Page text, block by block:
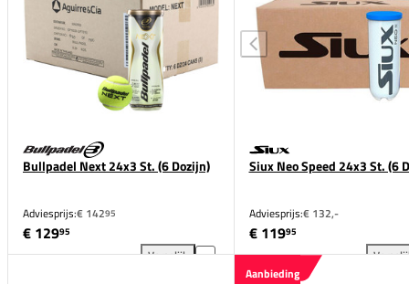
Bullpadel Next 24x3 St. (6 Dozijn)
Adviesprijs:€ 14295
€ 12995
Vergelijk
Bullpadel Next 24x3 St. (6 Dozijn) toevoegen aan
Siux Neo Speed 24x3 St. (6
Adviesprijs:€ 132,-
€ 11995
Aanbieding